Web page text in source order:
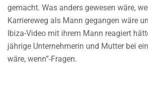
gemacht. Was anders gewesen wäre,
Karriereweg als Mann gegangen wäre
Ibiza-Video mit ihrem Mann reagiert
jährige Unternehmerin und Mutter bei
wäre, wenn”-Fragen.